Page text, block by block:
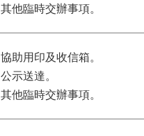
其他臨時交辦事項。
協助用印及收信箱。
公示送達。
其他臨時交辦事項。